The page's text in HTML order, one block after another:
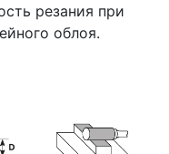
резания при
облоя.